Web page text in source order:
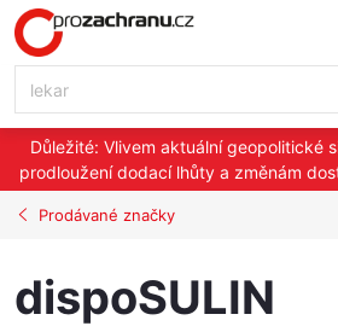
Přejít
na
Důležité: Vlivem aktuální geopolitické
prodloužení dodací lhůty a změnám
Prodávané značky
dispoSULIN